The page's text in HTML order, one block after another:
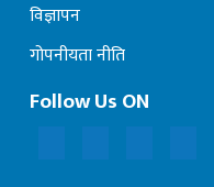
विज्ञापन
गोपनीयता नीति
Follow Us ON